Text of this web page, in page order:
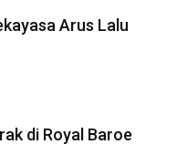
Arus Lalu
di Royal Baroe